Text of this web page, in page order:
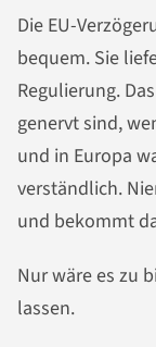
Die EU-
bequem. Sie
Regulierung.
genervt sind,
und in Europa
verständlich.
und bekommt
Nur wäre es zu
lassen.